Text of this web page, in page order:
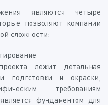
являются четыре
позволяют компании
сложности:
лежит детальная
подготовки и окраски,
требованиям
фундаментом для